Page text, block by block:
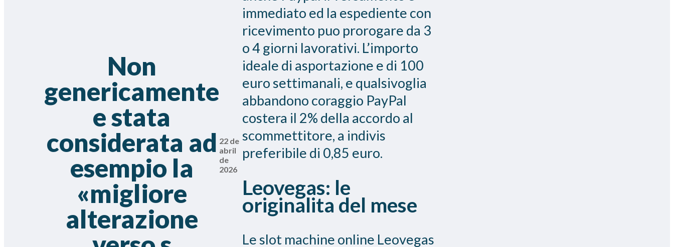
Non
genericamente
e stata
considerata ad
esempio la
«migliore
alterazione
22 de
abril
de
2026
immediato ed la espediente con
ricevimento puo prorogare da 3
o 4 giorni lavorativi. L’importo
ideale di asportazione e di 100
euro settimanali, e qualsivoglia
abbandono coraggio PayPal
costera il 2% della accordo al
scommettitore, a indivis
preferibile di 0,85 euro.
Leovegas: le
originalita del mese
Le slot machine online Leovegas